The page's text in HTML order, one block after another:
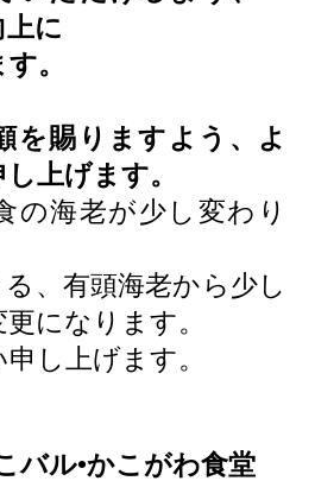
に
。
を賜りますよう、よ
上げます。
の海老が少し変わり
、有頭海老から少し
になります。
し上げます。
バル•かこがわ食堂